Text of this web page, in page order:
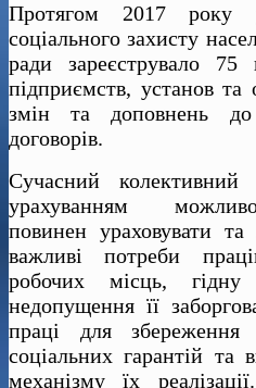
Протягом 2017 року
соціального захисту
ради зареєструвало 75
підприємств, установ та
змін та доповнень до
договорів.
Сучасний колективний
урахуванням
повинен ураховувати та
важливі потреби
робочих місць,
недопущення її
праці для збереження
соціальних гарантій та
механізму їх